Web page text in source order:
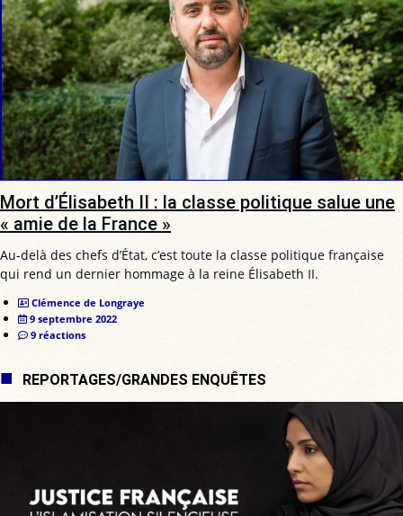
Mort d’Élisabeth II : la classe politique salue une
« amie de la France »
Au-delà des chefs d’État, c’est toute la classe politique française
qui rend un dernier hommage à la reine Élisabeth II.
Clémence de Longraye
9 septembre 2022
9 réactions
REPORTAGES/GRANDES ENQUÊTES